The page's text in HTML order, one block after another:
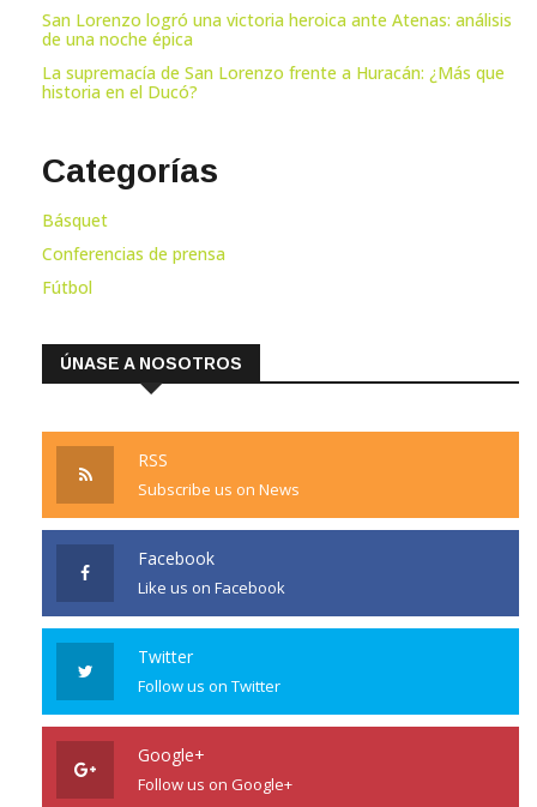
San Lorenzo logró una victoria heroica ante Atenas: análisis
de una noche épica
La supremacía de San Lorenzo frente a Huracán: ¿Más que
historia en el Ducó?
Categorías
Básquet
Conferencias de prensa
Fútbol
ÚNASE A NOSOTROS
RSS
Subscribe us on News
Facebook
Like us on Facebook
Twitter
Follow us on Twitter
Google+
Follow us on Google+